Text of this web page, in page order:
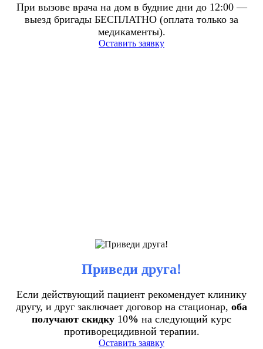
При вызове врача на дом в будние дни до 12:00 —
выезд бригады БЕСПЛАТНО (оплата только за
медикаменты).
Оставить заявку
Приведи друга!
Если действующий пациент рекомендует клинику
другу, и друг заключает договор на стационар, оба
получают скидку 10% на следующий курс
противорецидивной терапии.
Оставить заявку